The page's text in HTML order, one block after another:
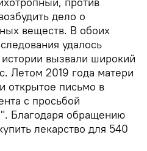
дело о
веществ. В обоих
удалось
вызвали широкий
Летом 2019 года матери
открытое письмо в
с просьбой
Благодаря обращению
лекарство для 540